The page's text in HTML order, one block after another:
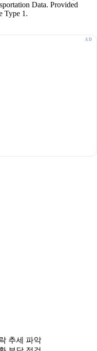
Data. Provided
Type 1.
추세 파악